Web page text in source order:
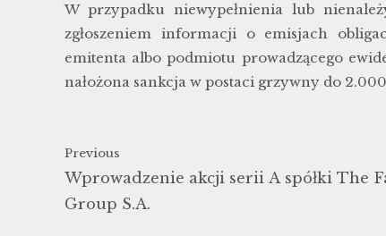
W przypadku niewypełnienia lub
zgłoszeniem informacji o emisjach
emitenta albo podmiotu prowadzącego
nałożona sankcja w postaci grzywny do
Previous
Wprowadzenie akcji serii A spółki The
Group S.A.